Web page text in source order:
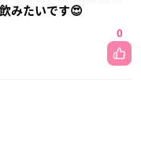
みたいです😍
0